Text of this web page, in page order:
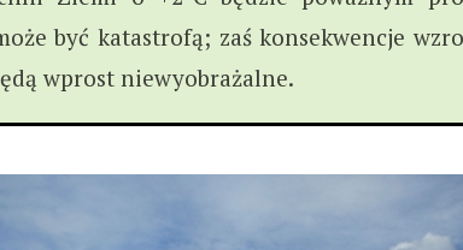
być katastrofą; zaś konsekwencje
wprost niewyobrażalne.